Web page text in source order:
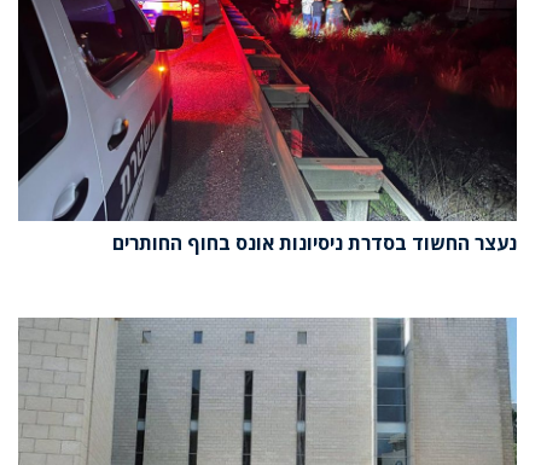
נעצר החשוד בסדרת ניסיונות אונס בחוף החותרים